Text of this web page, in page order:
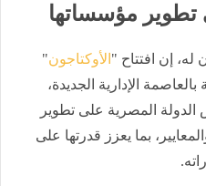
تطوير مؤسساتها
له، إن افتتاح " الأوكتاجون"
بالعاصمة الإدارية الجديدة،
المصرية على تطوير
بما يعزز قدرتها على